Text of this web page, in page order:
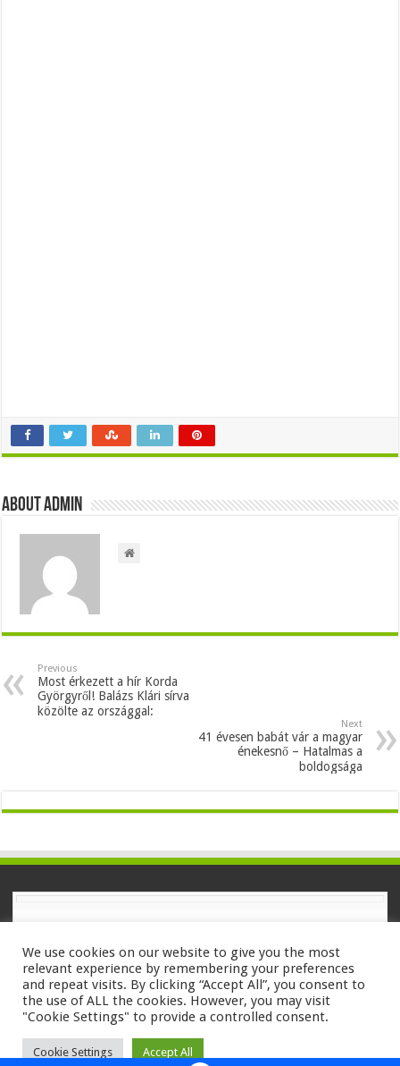
About admin
Previous
Most érkezett a hír Korda
Györgyről! Balázs Klári sírva
közölte az országgal:
Next
41 évesen babát vár a magyar
énekesnő – Hatalmas a
boldogsága
Powered by WordPress | Designed byTieLabs
We use cookies on our website to give you the most
relevant experience by remembering your preferences
and repeat visits. By clicking “Accept All”, you consent to
the use of ALL the cookies. However, you may visit
"Cookie Settings" to provide a controlled consent.
Cookie Settings Accept All